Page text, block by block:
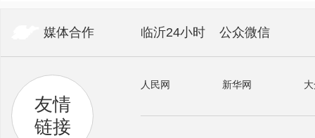
媒体合作 临沂24小时 公众微信
友情
链接
人民网 新华网